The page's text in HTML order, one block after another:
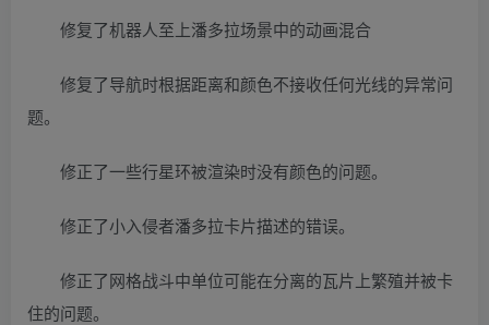
修复了机器人至上潘多拉场景中的动画混合
修复了导航时根据距离和颜色不接收任何光线的异常问
题。
修正了一些行星环被渲染时没有颜色的问题。
修正了小入侵者潘多拉卡片描述的错误。
修正了网格战斗中单位可能在分离的瓦片上繁殖并被卡
住的问题。